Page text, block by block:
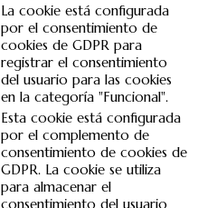
La cookie está configurada
por el consentimiento de
cookies de GDPR para
registrar el consentimiento
del usuario para las cookies
en la categoría "Funcional".
Esta cookie está configurada
por el complemento de
consentimiento de cookies de
GDPR. La cookie se utiliza
para almacenar el
consentimiento del usuario